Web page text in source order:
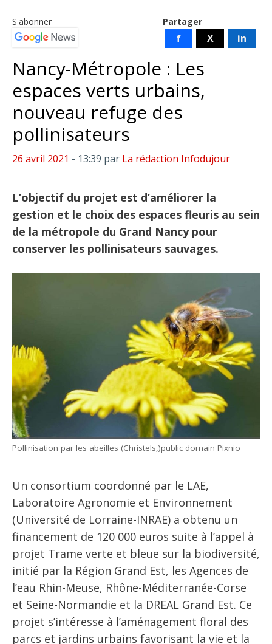
Partager
f X in
S'abonner
Nancy-Métropole : Les
espaces verts urbains,
nouveau refuge des
pollinisateurs
26 avril 2021 - 13:39 par La rédaction Infodujour
L’objectif du projet est d’améliorer la
gestion et le choix des espaces fleuris au sein
de la métropole du Grand Nancy pour
conserver les pollinisateurs sauvages.
Pollinisation par les abeilles (Christels,)public domain Pixnio
Un consortium coordonné par le LAE,
Laboratoire Agronomie et Environnement
(Université de Lorraine-INRAE) a obtenu un
financement de 120 000 euros suite à l’appel à
projet Trame verte et bleue sur la biodiversité,
initié par la Région Grand Est, les Agences de
l’eau Rhin-Meuse, Rhône-Méditerranée-Corse
et Seine-Normandie et la DREAL Grand Est. Ce
projet s’intéresse à l’aménagement floral des
parcs et jardins urbains favorisant la vie et la